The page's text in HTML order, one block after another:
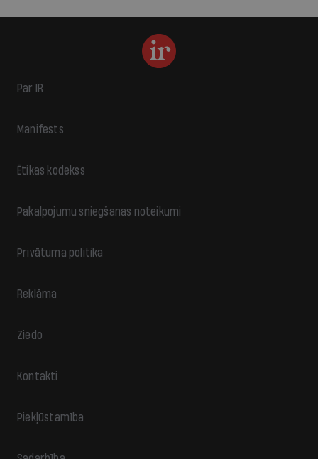
Par IR
Manifests
Ētikas kodekss
Pakalpojumu sniegšanas noteikumi
Privātuma politika
Reklāma
Ziedo
Kontakti
Piekļūstamība